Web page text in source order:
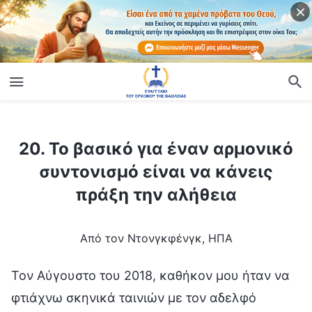
20. Το βασικό για έναν αρμονικό
συντονισμό είναι να κάνεις
πράξη την αλήθεια
Από τον Ντονγκφένγκ, ΗΠΑ
Τον Αύγουστο του 2018, καθήκον μου ήταν να
φτιάχνω σκηνικά ταινιών με τον αδελφό